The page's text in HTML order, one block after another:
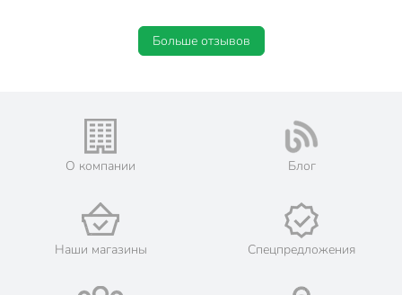
машине
Артикул производителя
42104-122/6-У4
Гарантия производителя, мес
Цветное печенье
Больше отзывов
О компании Блог
Наши магазины Спецпредложения